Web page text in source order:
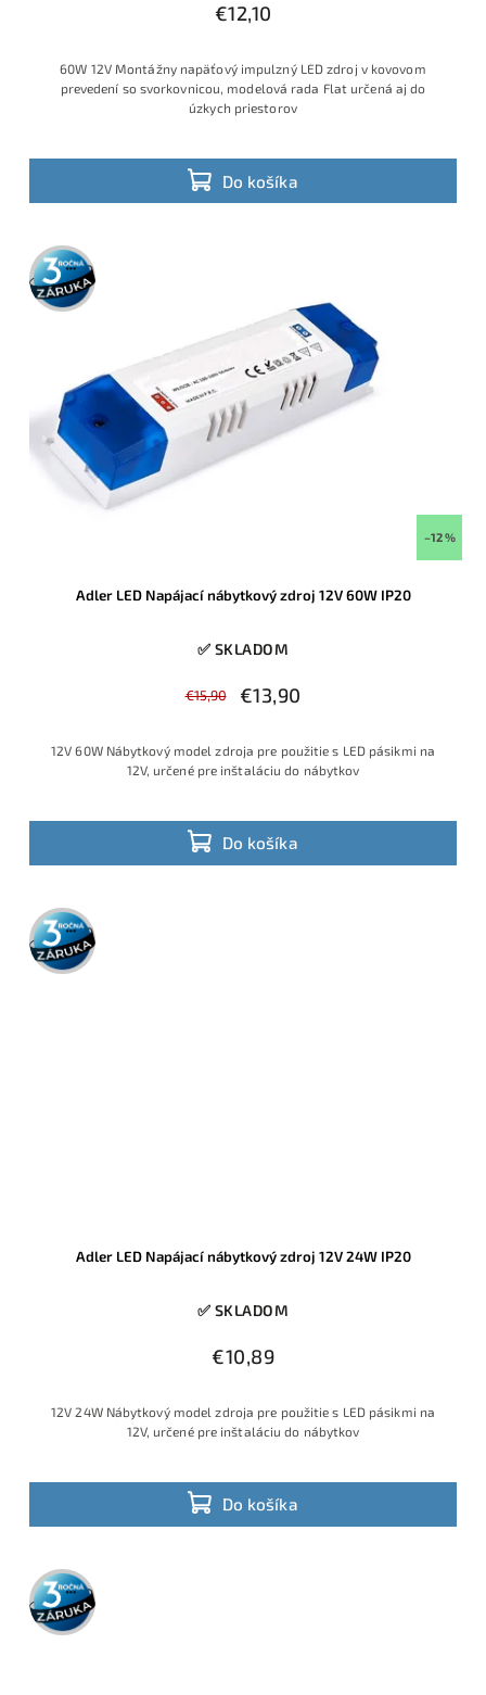
€12,10
Do košíka
60W 12V Montážny napäťový impulzný LED zdroj v kovovom
prevedení so svorkovnicou, modelová rada Flat určená aj do
úzkych priestorov
3 roky
záruka
–12 %
Adler LED Napájací nábytkový zdroj 12V 60W IP20
✅ SKLADOM
€15,90 €13,90
Do košíka
12V 60W Nábytkový model zdroja pre použitie s LED pásikmi na
12V, určené pre inštaláciu do nábytkov
3 roky
záruka
Adler LED Napájací nábytkový zdroj 12V 24W IP20
✅ SKLADOM
€10,89
Do košíka
12V 24W Nábytkový model zdroja pre použitie s LED pásikmi na
12V, určené pre inštaláciu do nábytkov
3 roky
záruka